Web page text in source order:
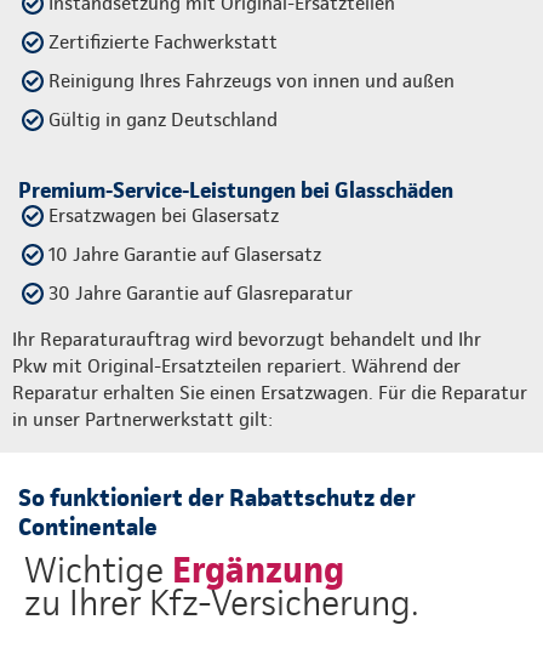
Zertifizierte Fachwerkstatt
Reinigung Ihres Fahrzeugs von innen und außen
Gültig in ganz Deutschland
Premium-Service-Leistungen bei Glasschäden
Ersatzwagen bei Glasersatz
10 Jahre Garantie auf Glasersatz
30 Jahre Garantie auf Glasreparatur
Ihr Reparaturauftrag wird bevorzugt behandelt und Ihr
Pkw mit Original-Ersatzteilen repariert. Während der
Reparatur erhalten Sie einen Ersatzwagen. Für die Reparatur
in unser Partnerwerkstatt gilt:
So funktioniert der Rabattschutz der
Continentale
Wichtige Ergänzung
zu Ihrer Kfz-Versicherung.